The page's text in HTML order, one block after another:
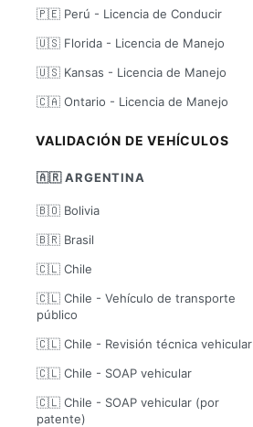
🇵🇪 Perú - Licencia de Conducir
🇺🇸 Florida - Licencia de Manejo
🇺🇸 Kansas - Licencia de Manejo
🇨🇦 Ontario - Licencia de Manejo
VALIDACIÓN DE VEHÍCULOS
🇦🇷 ARGENTINA
🇧🇴 Bolivia
🇧🇷 Brasil
🇨🇱 Chile
🇨🇱 Chile - Vehículo de transporte
público
🇨🇱 Chile - Revisión técnica vehicular
🇨🇱 Chile - SOAP vehicular
🇨🇱 Chile - SOAP vehicular (por
patente)